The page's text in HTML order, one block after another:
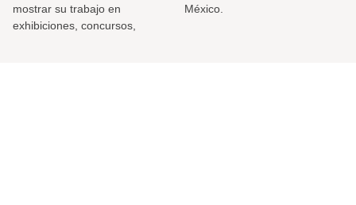
mostrar su trabajo en
exhibiciones, concursos,
México.